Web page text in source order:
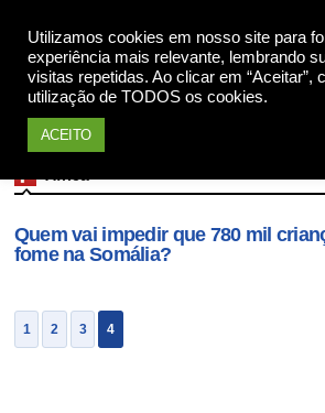
Utilizamos cookies em nosso site para
experiência mais relevante, lembrando
visitas repetidas. Ao clicar em “Aceitar”,
utilização de TODOS os cookies.
ACEITO
Quem vai impedir que 780 mil
fome na Somália?
1 2 3 4